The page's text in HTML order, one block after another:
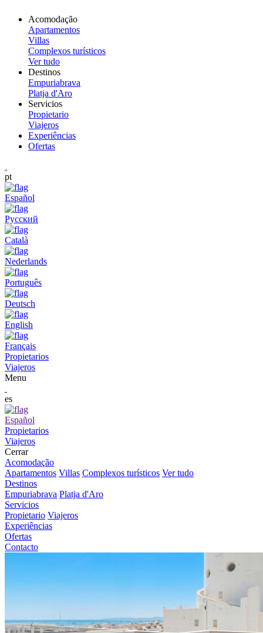
Acomodação
Apartamentos
Villas
Complexos turísticos
Ver tudo
Destinos
Empuriabrava
Platja d'Aro
Servicios
Propietario
Viajeros
Experiências
Ofertas
pt
Español
Русский
Català
Nederlands
Português
Deutsch
English
Français
Propietarios
Viajeros
Menu
es
Español
Propietarios
Viajeros
Cerrar
Acomodação
Apartamentos Villas Complexos turísticos Ver tudo
Destinos
Empuriabrava Platja d'Aro
Servicios
Propietario Viajeros
Experiências
Ofertas
Contacto